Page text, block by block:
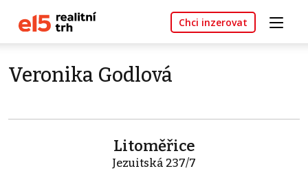
Chci inzerovat
Veronika Godlová
Litoměřice
Jezuitská 237/7